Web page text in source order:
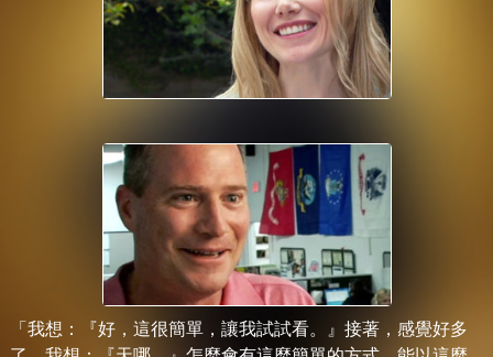
「我想：『好，這很簡單，讓我試試看。』接著，感覺好多